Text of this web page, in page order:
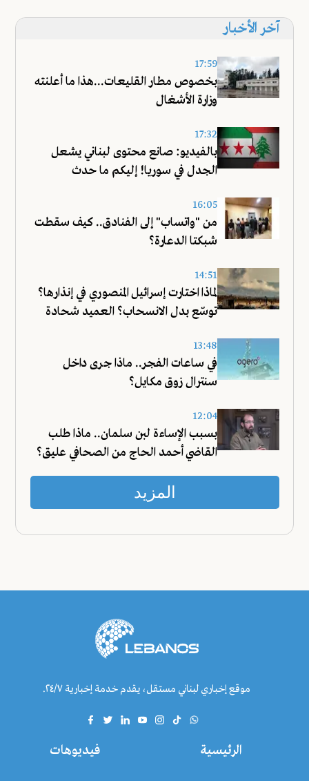
آخر الأخبار
17:59
بخصوص مطار القليعات...هذا ما أعلنته
وزارة الأشغال
17:32
بالفيديو: صانع محتوى لبناني يشعل
الجدل في سوريا! إليكم ما حدث
16:05
من "واتساب" إلى الفنادق.. كيف سقطت
شبكتا الدعارة؟
14:51
لماذا اختارت إسرائيل المنصوري في إنذارها؟
توسّع بدل الانسحاب؟ العميد شحادة
13:48
في ساعات الفجر.. ماذا جرى داخل
سنترال زوق مكايل؟
12:04
بسبب الإساءة لبن سلمان.. ماذا طلب
القاضي أحمد الحاج من الصحافي عليق؟
المزيد
موقع إخباري لبناني مستقل، يقدم خدمة إخبارية ٢٤/٧.
الرئيسية فيديوهات